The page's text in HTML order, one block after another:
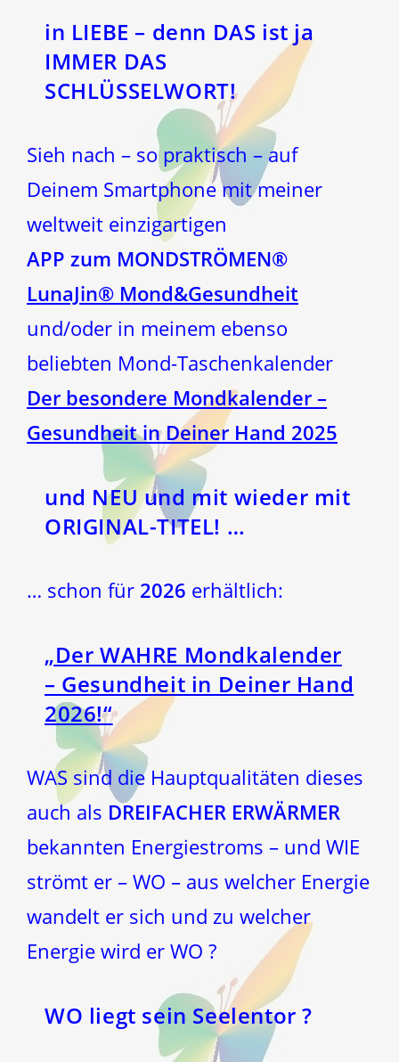
in LIEBE – denn DAS ist ja
IMMER DAS
SCHLÜSSELWORT!
Sieh nach – so praktisch – auf
Deinem Smartphone mit meiner
weltweit einzigartigen
APP zum MONDSTRÖMEN®
LunaJin® Mond&Gesundheit
und/oder in meinem ebenso
beliebten Mond-Taschenkalender
Der besondere Mondkalender –
Gesundheit in Deiner Hand 2025
und NEU und mit wieder mit
ORIGINAL-TITEL! …
… schon für 2026 erhältlich:
„Der WAHRE Mondkalender
– Gesundheit in Deiner Hand
2026!“
WAS sind die Hauptqualitäten dieses
auch als DREIFACHER ERWÄRMER
bekannten Energiestroms – und WIE
strömt er – WO – aus welcher Energie
wandelt er sich und zu welcher
Energie wird er WO ?
WO liegt sein Seelentor ?